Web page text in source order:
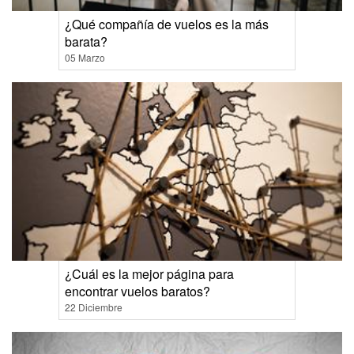
¿Qué compañía de vuelos es la más
barata?
05 Marzo
¿Cuál es la mejor página para
encontrar vuelos baratos?
22 Diciembre